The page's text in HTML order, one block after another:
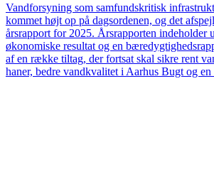
Vandforsyning som samfundskritisk
kommet højt op på dagsordenen, og det
årsrapport for 2025. Årsrapporten indeholder
økonomiske resultat og en
af en række tiltag, der fortsat skal sikre rent
haner, bedre vandkvalitet i Aarhus Bugt og en